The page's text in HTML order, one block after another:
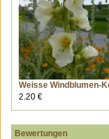
Weisse Windblumen-
2.20 €
Bewertungen